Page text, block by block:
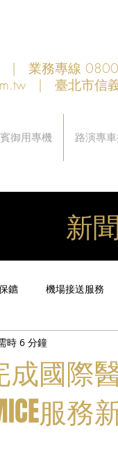
| 業務專線
| 臺北市信
御用專機 路演專
新
鑣 機場接送服務
活動禮賓接待
成國
服務
時 6 分鐘